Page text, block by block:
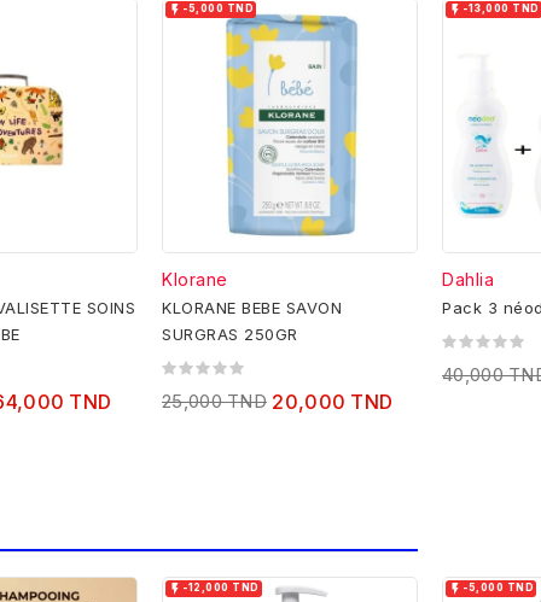
SOINS
TND
 -5,000 TND
Klorane
KLORANE BEBE SAVON
SURGRAS 250GR
25,000 TND 20,000 TND
 -13,000 TND
Dahlia
Pack 3
40,000
 -12,000 TND  -5,000 TND